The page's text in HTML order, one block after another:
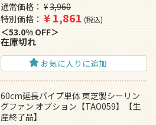
通常価格
¥3,960
特別価格
¥1,861 税込
53.0% OFF
在庫切れ
お気に入りに追加
60cm延長パイプ単体 東芝製シーリン
グファン オプション【TAO059】【生
産終了品】